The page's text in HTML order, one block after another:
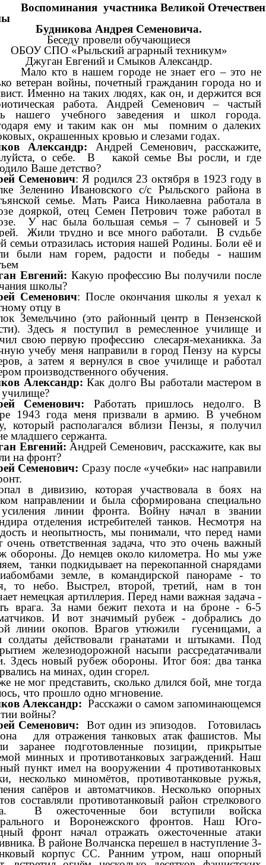
Воспоминания участника Великой
Будникова Андрея Семеновича.
Беседу провели обучающиеся
ОБОУ СПО «Рыльский аграрный техникум»
Джуган Евгений и Смыков Александр.
кто в нашем городе не знает его – это не
ветеран войны, почетный гражданин города но и
Именно на таких людях, как он, и держится вся
работа. Андрей Семенович – частый
нашего учебного заведения и школ города.
ему и таким как он мы помним о далеких
окрашенных кровью и слезами годах.
Александр: Андрей Семенович, расскажите,
о себе. В какой семье Вы росли, и где
Ваше детство?
Семенович: Я родился 23 октября в 1923 году в
Зеленино Ивановского с/с Рыльского района в
семье. Мать Раиса Николаевна работала в
дояркой, отец Семен Петрович тоже работал в
У нас была большая семья – 7 сыновей и 5
Жили трудно и все много работали.
В судьбе
семьи отразилась история нашей Родины. Боли её и
были нам горем, радости и победы - нашим
Евгений: Какую профессию Вы получили после
школы?
Семенович: После окончания школы я уехал к
отцу в
Земельчино (это районный центр в Пензенской
Здесь я поступил в ремесленное училище и
свою первую профессию слесаря-механикка. За
учебу меня направили в город Пензу на курсы
а затем я вернулся в свое училище и работал
производственного обучения.
Александр:Как долго Вы работали мастером в
Семенович: Работать пришлось недолго. В
1943 года меня призвали в армию. В учебном
который располагался вблизи Пензы, я получил
младшего сержанта.
Евгений: Андрей Семенович, расскажите, как вы
на фронт?
Семенович: Сразу после «учебки» нас направили
в дивизию, которая участвовала в боях на
направлении и была сформирована специально
линии фронта. Войну начал в звании
отделения истребителей танков. Несмотря на
и неопытность, мы понимали, что перед нами
очень ответственная задача, что это очень важный
обороны. До немцев около километра. Но мы уже
танки подкидывает на перекопанной снарядами
земле, в командирской панораме - то
то небо. Выстрел, второй, третий, нам в тон
немецкая артиллерия. Перед нами важная задача -
врага. За нами бежит пехота и на броне - 6-5
И вот значимый рубеж - добрались до
линии окопов. Врагов утюжили гусеницами, а
солдаты действовали гранатами и штыками. Под
железнодорожной насыпи рассредатачивали
Здесь новый рубеж обороны. Итог боя: два танка
на минах, один сгорел.
не мог представить, сколько длился бой, мне тогда
что прошло одно мгновение.
Александр: Расскажи о самом запоминающемся
войны?
Семенович: Вот один из эпизодов. Готовилась
для отражения танковых атак фашистов. Мы
заранее подготовленные позиции, прикрытые
минных и противотанковых заграждений. Наш
пункт имел на вооружении 4 противотанковых
несколько миномётов, противотанковые ружья,
сапёров и автоматчиков. Несколько опорных
составляли противотанковый район стрелкового
В ожесточенные бои вступили войска
и Воронежского фронтов. Наш Юго-
фронт начал отражать ожесточенные атаки
В районе Волчанска перешел в наступление 3-
корпус СС. Ранним утром, наш опорный